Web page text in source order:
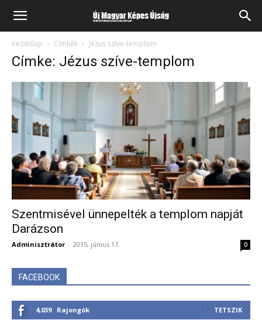
Kezdőlap Címkék Jézus szíve-templom
Címke: Jézus szíve-templom
Szentmisével ünnepelték a templom napját
Darázson
Adminisztrátor - 2015, június 17. 0
FACEBOOK
4,039 Rajongók TETSZIK